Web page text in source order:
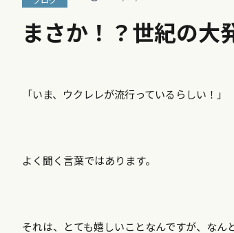
まさか！？世紀の大
「いま、ウクレレが流行っているらしい！」
よく聞く言葉ではあります。
それは、とても嬉しいことなんですが、な